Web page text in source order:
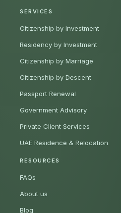
SERVICES
Citizenship by Investment
Residency by Investment
Citizenship by Marriage
Citizenship by Descent
Passport Renewal
Government Advisory
Private Client Services
UAE Residence & Relocation
RESOURCES
FAQs
About us
Blog